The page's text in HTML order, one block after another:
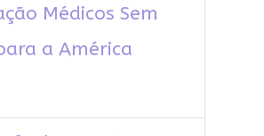
Médicos Sem
a América